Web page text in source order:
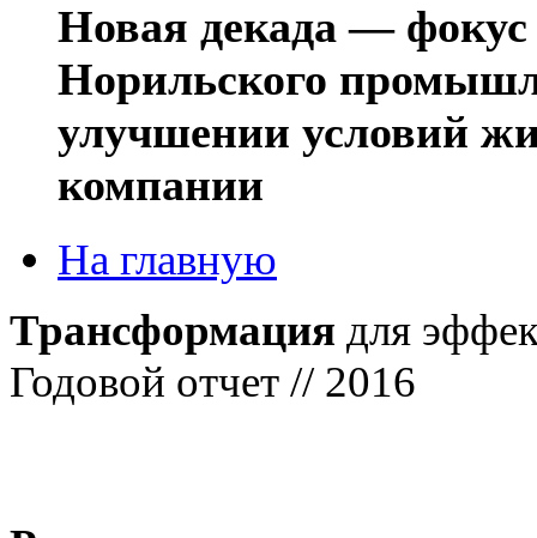
Новая декада — фокус
Норильского
улучшении условий
компании
На главную
Трансформация для
Годовой отчет // 2016